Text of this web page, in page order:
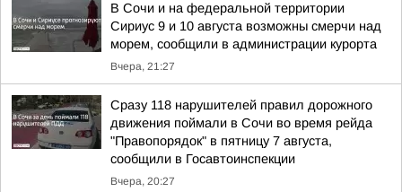
В Сочи и на федеральной территории
Сириус 9 и 10 августа возможны смерчи над
морем, сообщили в администрации курорта
Вчера, 21:27
Сразу 118 нарушителей правил дорожного
движения поймали в Сочи во время рейда
"Правопорядок" в пятницу 7 августа,
сообщили в Госавтоинспекции
Вчера, 20:27